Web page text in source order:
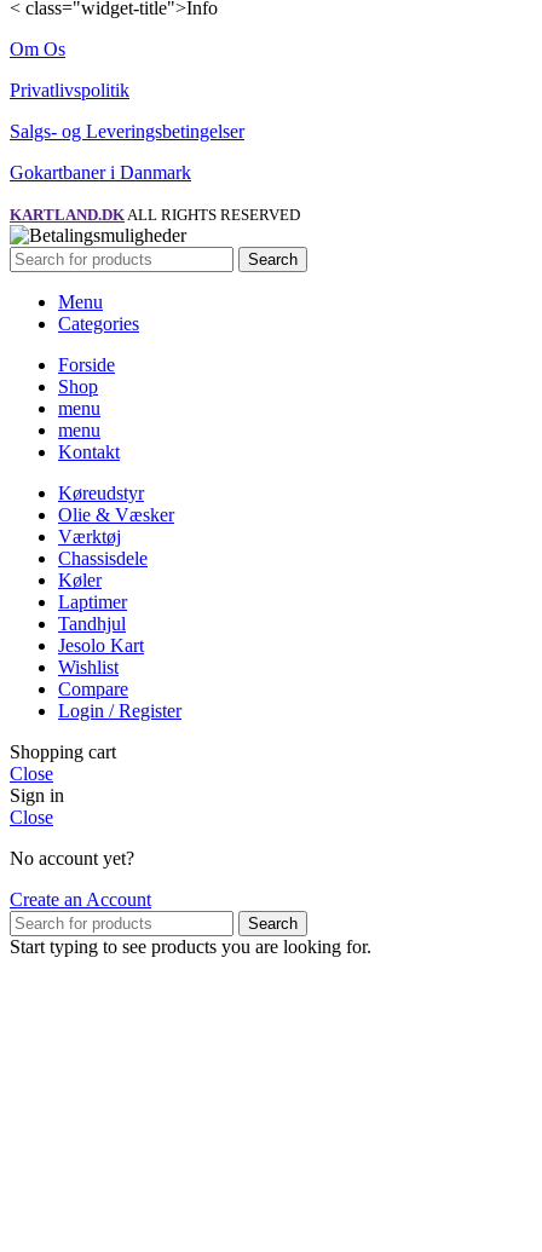
< class="widget-title">Info
Om Os
Privatlivspolitik
Salgs- og Leveringsbetingelser
Gokartbaner i Danmark
KARTLAND.DKALL RIGHTS RESERVED
Search
Menu
Categories
Forside
Shop
menu
menu
Kontakt
Køreudstyr
Olie & Væsker
Værktøj
Chassisdele
Køler
Laptimer
Tandhjul
Jesolo Kart
Wishlist
Compare
Login / Register
Shopping cart
Close
Sign in
Close
No account yet?
Create an Account
Search
Start typing to see products you are looking for.